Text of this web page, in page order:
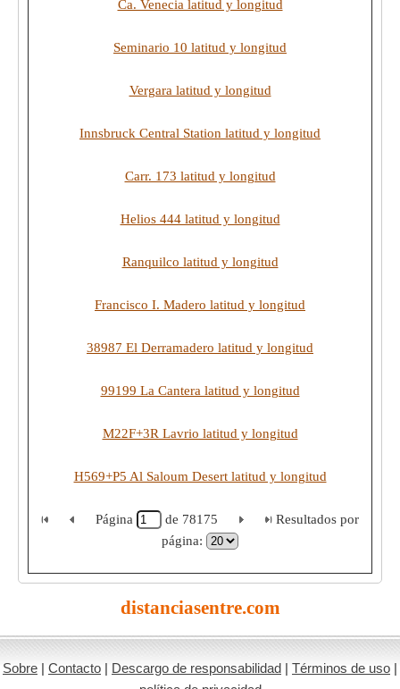
Ca. Venecia latitud y longitud
Seminario 10 latitud y longitud
Vergara latitud y longitud
Innsbruck Central Station latitud y longitud
Carr. 173 latitud y longitud
Helios 444 latitud y longitud
Ranquilco latitud y longitud
Francisco I. Madero latitud y longitud
38987 El Derramadero latitud y longitud
99199 La Cantera latitud y longitud
M22F+3R Lavrio latitud y longitud
H569+P5 Al Saloum Desert latitud y longitud
Página de 78175
Resultados por
página:
distanciasentre.com
Sobre | Contacto | Descargo de responsabilidad | Términos de uso |